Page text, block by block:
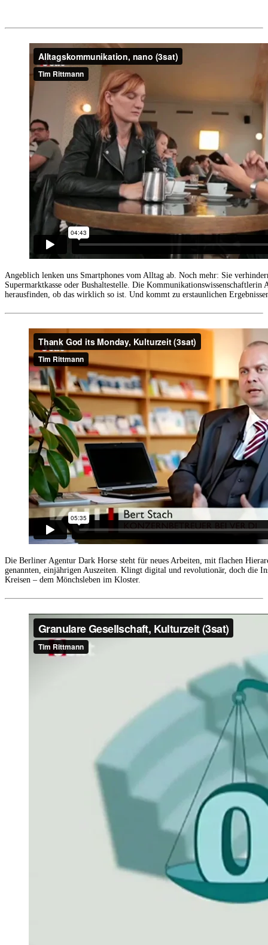
Angeblich lenken uns Smartphones vom Alltag ab. Noch mehr: Sie
Supermarktkasse oder Bushaltestelle. Die
herausfinden, ob das wirklich so ist. Und kommt zu erstaunlichen
Die Berliner Agentur Dark Horse steht für neues Arbeiten, mit flachen
genannten, einjährigen Auszeiten. Klingt digital und revolutionär, doch die
Kreisen – dem Mönchsleben im Kloster.